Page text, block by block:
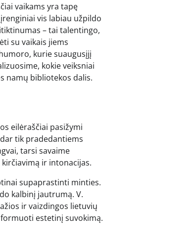
vaikams yra tapę
vis labiau užpildo
– tai talentingo,
su vaikais jiems
kurie suaugusįjį
kokie veiksniai
namų bibliotekos dalis.
eilėraščiai pasižymi
tik pradedantiems
tarsi savaime
ir intonacijas.
supaprastinti minties.
kalbinį jautrumą. V.
ir vaizdingos lietuvių
estetinį suvokimą.